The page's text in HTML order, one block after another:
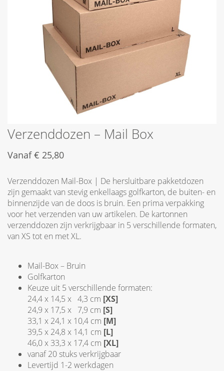
Verzenddozen – Mail Box
Vanaf€ 25,80
Verzenddozen Mail-Box | De hersluitbare pakketdozen
zijn gemaakt van stevig enkellaags golfkarton, de buiten- en
binnenzijde van de doos is bruin. Een prima verpakking
voor het verzenden van uw artikelen. De kartonnen
verzenddozen zijn verkrijgbaar in 5 verschillende formaten,
van XS tot en met XL.
Mail-Box – Bruin
Golfkarton
Keuze uit 5 verschillende formaten:
24,4 x 14,5 x 4,3 cm [XS]
24,9 x 17,5 x 7,9 cm [S]
33,1 x 24,1 x 10,4 cm [M]
39,5 x 24,8 x 14,1 cm [L]
46,0 x 33,3 x 17,4 cm [XL]
vanaf 20 stuks verkrijgbaar
Levertijd 1-2 werkdagen